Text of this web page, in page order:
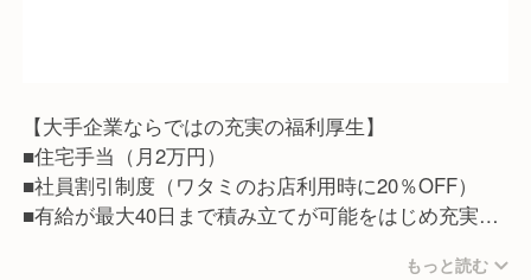
【大手企業ならではの充実の福利厚生】
■住宅手当（月2万円）
■社員割引制度（ワタミのお店利用時に20％OFF）
■有給が最大40日まで積み立てが可能をはじめ充実の
もっと読む